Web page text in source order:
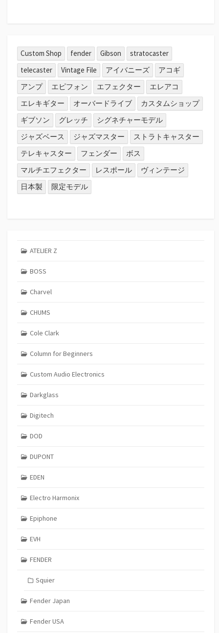
Custom Shop fender Gibson
stratocaster
telecaster
Vintage File アイバニーズ
アコギ
アンプ
エピフォン エフェクター
エレアコ
エレキギター
オーバードライブ
カスタムショップ
ギブソン
グレッチ
シグネチャーモデル
ジャズベース
ジャズマスター
ストラトキャスター
テレキャスター
フェンダー
ボス
マルチエフェクター
レスポール
ヴィンテージ
日本製
限定モデル
ATELIER Z
BOSS
Charvel
CHUMS
Cole Clark
Column for Beginners
Custom Audio Electronics
Darkglass
Digitech
DOD
DUPONT
EDEN
Electro Harmonix
Epiphone
EVH
FENDER
Squier
Fender Japan
Fender USA